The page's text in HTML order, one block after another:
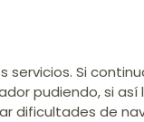
Si
pudiendo, si así
dificultades de